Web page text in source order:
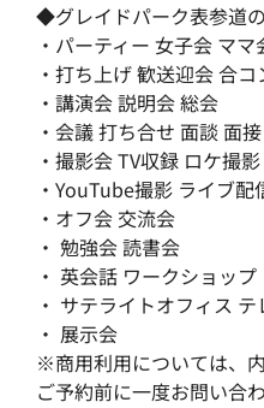
◆グレイドパーク表参道
・パーティー 女子会 ママ
・打ち上げ 歓送迎会 合
・講演会 説明会 総会
・会議 打ち合せ 面談 面
・撮影会 TV収録 ロケ撮
・YouTube撮影 ライブ配
・オフ会 交流会
・ 勉強会 読書会
・ 英会話 ワークショップ
・ サテライトオフィス
・ 展示会
※商用利用については、
ご予約前に一度お問い合